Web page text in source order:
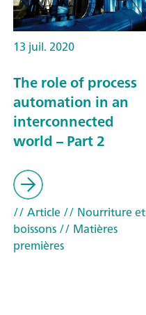
13 juil. 2020
The role of process
automation in an
interconnected
world – Part 2
// Article// Nourriture et
boissons// Matières
premières